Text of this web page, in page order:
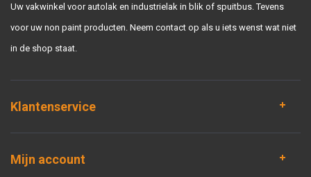
Uw vakwinkel voor autolak en industrielak in blik of spuitbus. Tevens
voor uw non paint producten. Neem contact op als u iets wenst wat niet
in de shop staat.
Klantenservice
Mijn account